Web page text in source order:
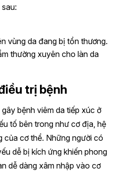
vùng da đang bị tổn thương.
thường xuyên cho làn da
trị bệnh
bệnh viêm da tiếp xúc ở
tố bên trong như cơ địa, hệ
của cơ thể. Những người có
dễ bị kích ứng khiến phong
dễ dàng xâm nhập vào cơ